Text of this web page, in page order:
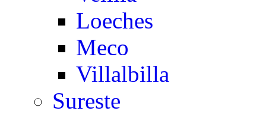
Loeches
Meco
Villalbilla
Sureste